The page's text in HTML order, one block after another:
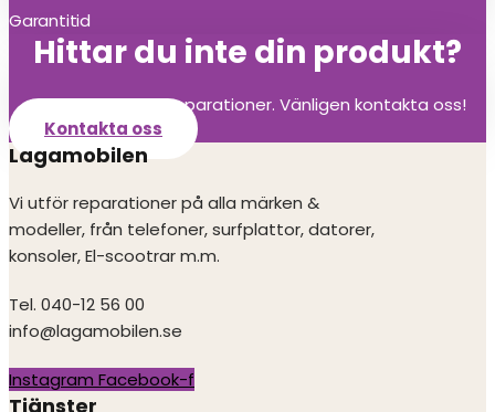
Garantitid
Hittar du inte din produkt?
Vi utför alla olika reparationer. Vänligen kontakta oss!
Kontakta oss
Lagamobilen
Vi utför reparationer på alla märken &
modeller, från telefoner, surfplattor, datorer,
konsoler, El-scootrar m.m.
Tel. 040-12 56 00
info@lagamobilen.se
Instagram Facebook-f
Tjänster